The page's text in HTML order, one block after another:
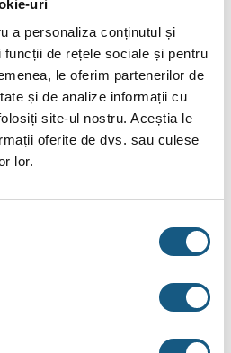
uri
a personaliza conținutul și
de rețele sociale și pentru
le oferim partenerilor de
și de analize informații cu
site-ul nostru. Aceștia le
oferite de dvs. sau culese
lor.
pot conține erori de operare.
tip N, 2 kw, Regulus